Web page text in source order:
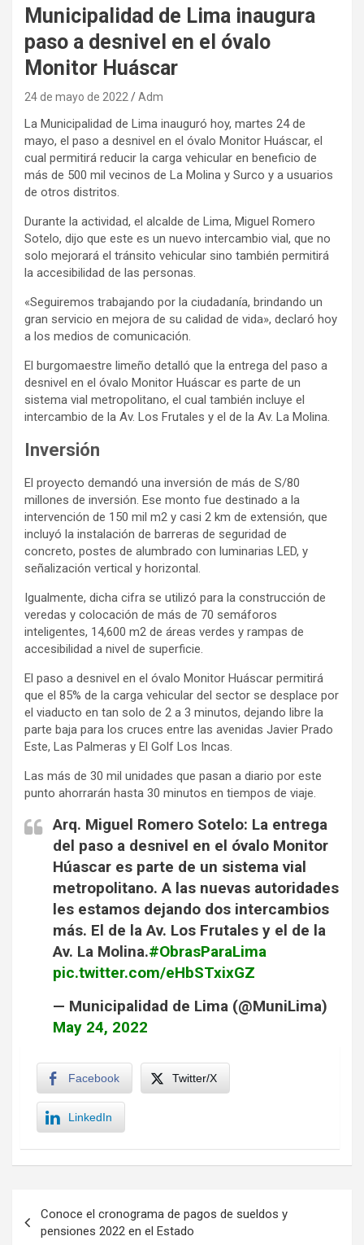
Municipalidad de Lima inaugura
paso a desnivel en el óvalo
Monitor Huáscar
24 de mayo de 2022 Adm
La Municipalidad de Lima inauguró hoy, martes 24 de
mayo, el paso a desnivel en el óvalo Monitor Huáscar, el
cual permitirá reducir la carga vehicular en beneficio de
más de 500 mil vecinos de La Molina y Surco y a usuarios
de otros distritos.
Durante la actividad, el alcalde de Lima, Miguel Romero
Sotelo, dijo que este es un nuevo intercambio vial, que no
solo mejorará el tránsito vehicular sino también permitirá
la accesibilidad de las personas.
«Seguiremos trabajando por la ciudadanía, brindando un
gran servicio en mejora de su calidad de vida», declaró hoy
a los medios de comunicación.
El burgomaestre limeño detalló que la entrega del paso a
desnivel en el óvalo Monitor Huáscar es parte de un
sistema vial metropolitano, el cual también incluye el
intercambio de la Av. Los Frutales y el de la Av. La Molina.
Inversión
El proyecto demandó una inversión de más de S/80
millones de inversión. Ese monto fue destinado a la
intervención de 150 mil m2 y casi 2 km de extensión, que
incluyó la instalación de barreras de seguridad de
concreto, postes de alumbrado con luminarias LED, y
señalización vertical y horizontal.
Igualmente, dicha cifra se utilizó para la construcción de
veredas y colocación de más de 70 semáforos
inteligentes, 14,600 m2 de áreas verdes y rampas de
accesibilidad a nivel de superficie.
El paso a desnivel en el óvalo Monitor Huáscar permitirá
que el 85% de la carga vehicular del sector se desplace por
el viaducto en tan solo de 2 a 3 minutos, dejando libre la
parte baja para los cruces entre las avenidas Javier Prado
Este, Las Palmeras y El Golf Los Incas.
Las más de 30 mil unidades que pasan a diario por este
punto ahorrarán hasta 30 minutos en tiempos de viaje.
Arq. Miguel Romero Sotelo: La entrega
del paso a desnivel en el óvalo Monitor
Húascar es parte de un sistema vial
metropolitano. A las nuevas autoridades
les estamos dejando dos intercambios
más. El de la Av. Los Frutales y el de la
Av. La Molina.#ObrasParaLima
pic.twitter.com/eHbSTxixGZ
— Municipalidad de Lima (@MuniLima)
May 24, 2022
Facebook Twitter/X
LinkedIn
de
Conoce el cronograma de pagos de sueldos y
pensiones 2022 en el Estado